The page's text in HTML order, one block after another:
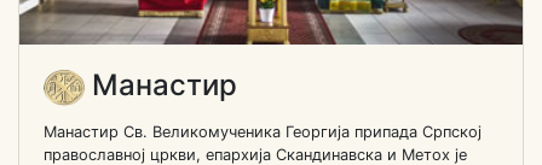
Манастир
Манастир Св. Великомученика Георгија припада Српској
православној цркви, епархија Скандинавска и Метох је